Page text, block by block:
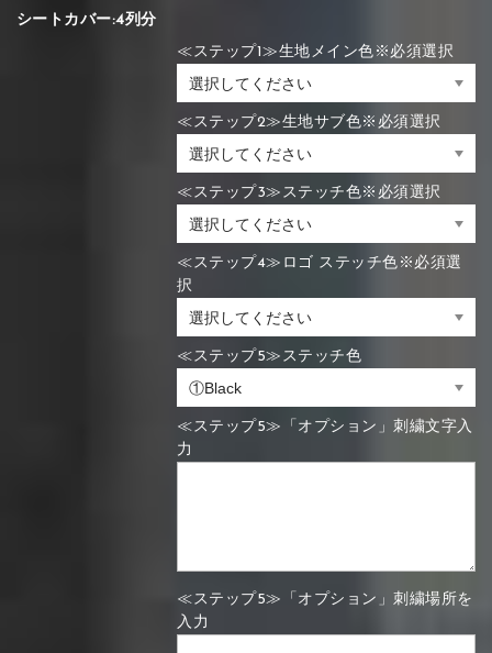
シートカバー:4列分
≪ステップ1≫生地メイン色※必須選択
≪ステップ2≫生地サブ色※必須選択
≪ステップ3≫ステッチ色※必須選択
≪ステップ4≫ロゴ ステッチ色※必須選
択
≪ステップ5≫ステッチ色
≪ステップ5≫「オプション」刺繍文字入
力
≪ステップ5≫「オプション」刺繍場所を
入力